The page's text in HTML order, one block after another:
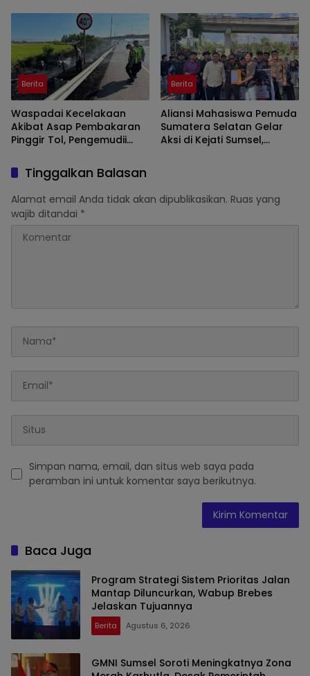
Gubernur
Berita
Waspadai Kecelakaan
Akibat Asap Pembakaran
Pinggir Tol, Pengemudii
Berita
Aliansi Mahasiswa Pemuda
Sumatera Selatan Gelar
Aksi di Kejati Sumsel,
Tinggalkan Balasan
Alamat email Anda tidak akan dipublikasikan. Ruas yang
wajib ditandai *
Simpan nama, email, dan situs web saya pada
peramban ini untuk komentar saya berikutnya.
Baca Juga
Program Strategi Sistem Prioritas Jalan
Mantap Diluncurkan, Wabup Brebes
Jelaskan Tujuannya
Berita Agustus 6, 2026
GMNI Sumsel Soroti Meningkatnya Zona